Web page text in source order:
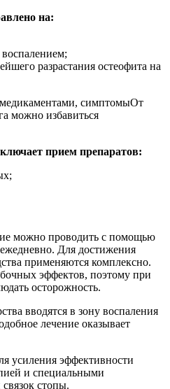
на:
разрастания остеофита на
От
можно избавиться
прием препаратов:
можно проводить с помощью
Для достижения
применяются комплексно.
эффектов, поэтому при
осторожность.
вводятся в зону воспаления
лечение оказывает
усиления эффективности
и специальными
стопы.